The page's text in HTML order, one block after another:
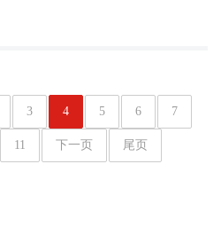
3 4 5 6 7
11 下一页 尾页